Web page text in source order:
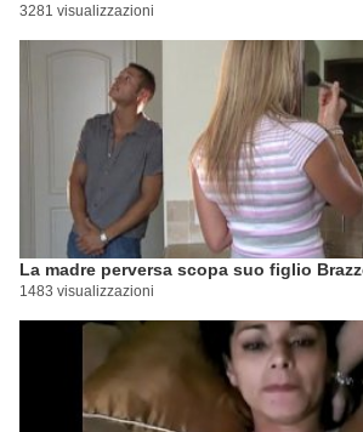
3281 visualizzazioni
La madre perversa scopa suo figlio
1483 visualizzazioni